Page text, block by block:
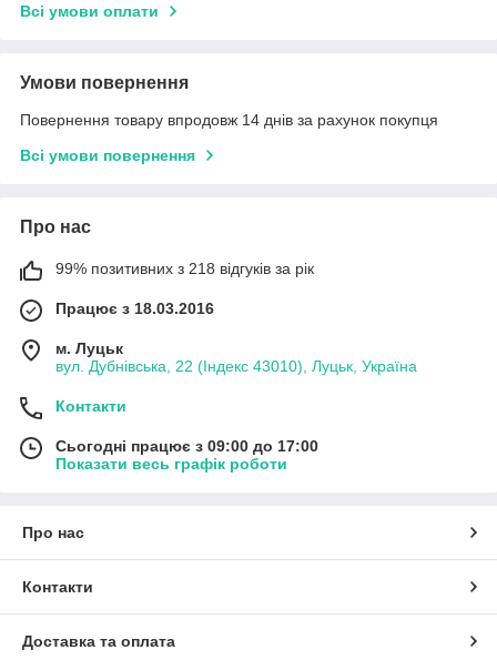
Всі умови оплати
Умови повернення
Повернення товару впродовж 14 днів за рахунок покупця
Всі умови повернення
Про нас
99% позитивних з 218 відгуків за рік
Працює з 18.03.2016
м. Луцьк
вул. Дубнівська, 22 (Індекс 43010), Луцьк, Україна
Контакти
Сьогодні працює з 09:00 до 17:00
Показати весь графік роботи
Про нас
Контакти
Доставка та оплата